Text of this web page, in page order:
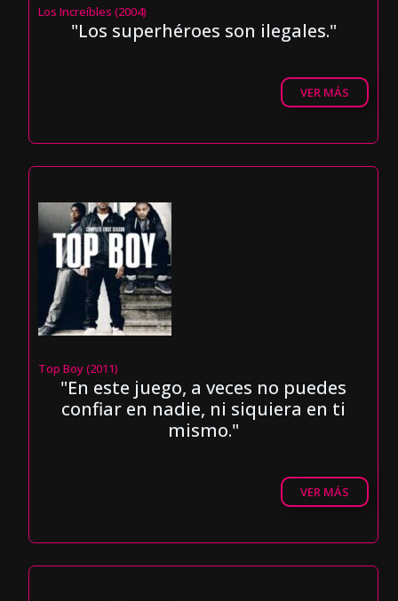
Los Increíbles (2004)
"Los superhéroes son ilegales."
VER MÁS
Top Boy (2011)
"En este juego, a veces no puedes
confiar en nadie, ni siquiera en ti
mismo."
VER MÁS